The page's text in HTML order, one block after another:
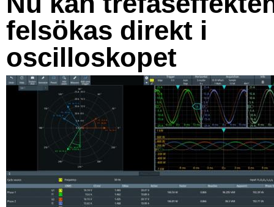
felsökas direkt i
oscilloskopet